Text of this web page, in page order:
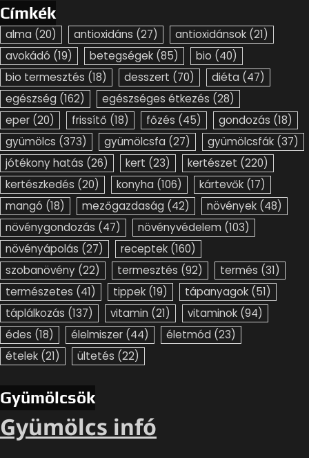
Címkék
alma (20) antioxidáns (27) antioxidánsok (21)
avokádó (19) betegségek (85) bio (40)
bio termesztés (18) desszert (70) diéta (47)
egészség (162) egészséges étkezés (28)
eper (20) frissítő (18) főzés (45) gondozás (18)
gyümölcs (373) gyümölcsfa (27) gyümölcsfák (37)
jótékony hatás (26) kert (23) kertészet (220)
kertészkedés (20) konyha (106) kártevők (17)
mangó (18) mezőgazdaság (42) növények (48)
növénygondozás (47) növényvédelem (103)
növényápolás (27) receptek (160)
szobanövény (22) termesztés (92) termés (31)
természetes (41) tippek (19) tápanyagok (51)
táplálkozás (137) vitamin (21) vitaminok (94)
édes (18) élelmiszer (44) életmód (23)
ételek (21) ültetés (22)
Gyümölcsök
Gyümölcs infó